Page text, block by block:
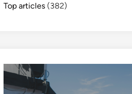
Top articles (382)